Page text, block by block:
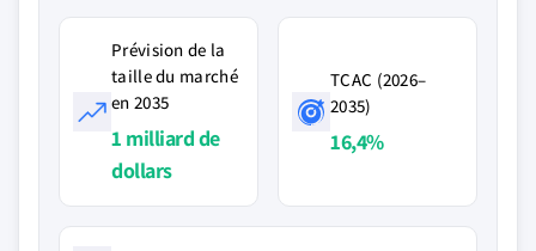
Prévision de la
taille du marché
en 2035
1 milliard de
dollars
TCAC (2026–
2035)
16,4%